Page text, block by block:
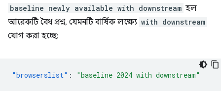
baseline newly available with downstream হল
আরেকটি বৈধ প্রশ্ন, যেমনটি বার্ষিক লক্ষ্যে with downstream
যোগ করা হচ্ছে:
"browserslist" : "baseline 2024 with downstream"